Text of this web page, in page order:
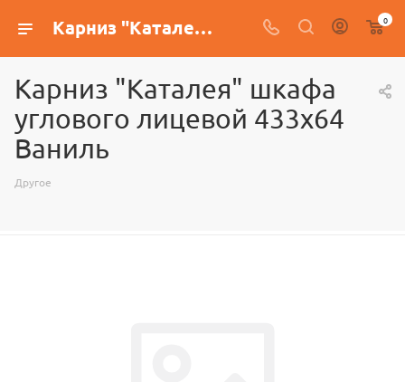
Карниз "Каталея" шкафа углового лицевой 433х64 Ваниль 0
Карниз "Каталея" шкафа
углового лицевой 433х64
Ваниль
Другое